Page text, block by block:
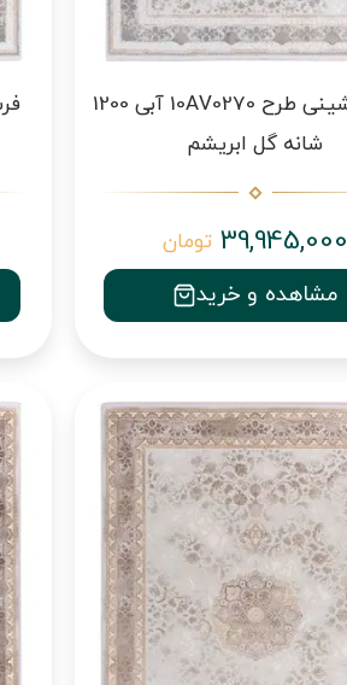
فرش ماشینی طرح 10AV0270 آبی 1200
شانه گل ابریشم
39,945,000 تومان
مشاهده و خرید